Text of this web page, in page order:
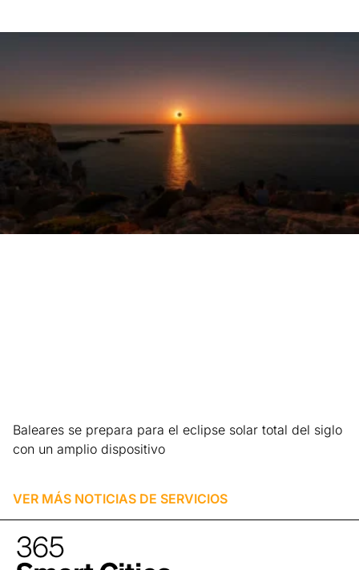
Baleares se prepara para el eclipse solar total del siglo
con un amplio dispositivo
VER MÁS NOTICIAS DE SERVICIOS